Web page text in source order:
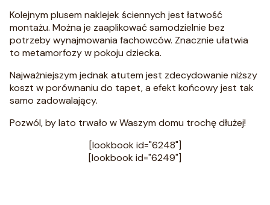
Kolejnym plusem naklejek ściennych jest łatwość
montażu. Można je zaaplikować samodzielnie bez
potrzeby wynajmowania fachowców. Znacznie ułatwia
to metamorfozy w pokoju dziecka.
Najważniejszym jednak atutem jest zdecydowanie niższy
koszt w porównaniu do tapet, a efekt końcowy jest tak
samo zadowalający.
Pozwól, by lato trwało w Waszym domu trochę dłużej!
[lookbook id="6248"]
[lookbook id="6249"]